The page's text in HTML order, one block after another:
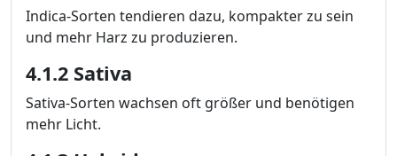
Indica-Sorten tendieren dazu, kompakter zu sein
und mehr Harz zu produzieren.
4.1.2 Sativa
Sativa-Sorten wachsen oft größer und benötigen
mehr Licht.